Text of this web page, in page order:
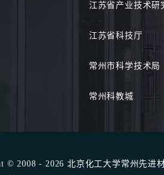
江苏省产业技术研
江苏省科技厅
常州市科学技术局
常州科教城
© 2008 - 2026 北京化工大学常州先进